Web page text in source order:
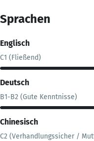
Sprachen
Englisch
C1 (Fließend)
Deutsch
B1-B2 (Gute Kenntnisse)
Chinesisch
C2 (Verhandlungssicher /